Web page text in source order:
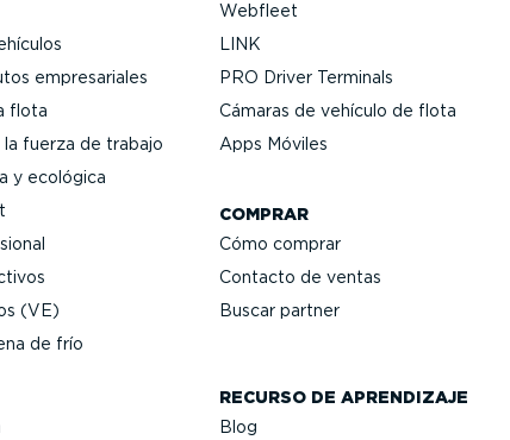
empre­sa­riales
flota
fuerza de trabajo
y ecológica
(VE)
de frío
Webfleet
LINK
PRO Driver Terminals
Cámaras de vehículo de flota
Apps Móviles
COMPRAR
Cómo comprar
Contacto de ventas
Buscar partner
RECURSO DE APRENDIZAJE
Blog